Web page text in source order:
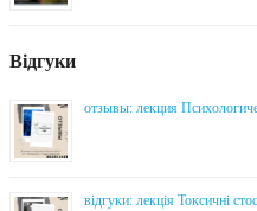
Відгуки
отзывы: лекция
відгуки: лекція Токсичні